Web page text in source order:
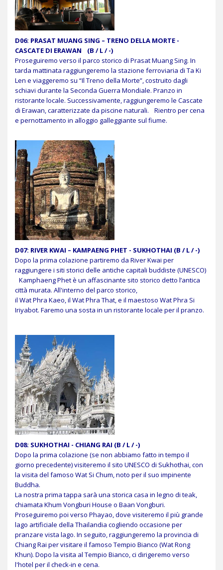
D06: PRASAT MUANG SING – TRENO DELLA MORTE -
CASCATE DI ERAWAN (B / L / -)
Proseguiremo verso il parco storico di Prasat Muang Sing. In
tarda mattinata raggiungeremo la stazione ferroviaria di Ta Ki
Len e viaggeremo su “Il Treno della Morte”, costruito dagli
schiavi durante la Seconda Guerra Mondiale. Pranzo in
ristorante locale. Successivamente, raggiungeremo le Cascate
di Erawan, caratterizzate da piscine naturali. Rientro per cena
e pernottamento in alloggio galleggiante sul fiume.
D07: RIVER KWAI – KAMPAENG PHET - SUKHOTHAI (B / L / -)
Dopo la prima colazione partiremo da River Kwai per
raggiungere i siti storici delle antiche capitali buddiste (UNESCO)
Kamphaeng Phet è un affascinante sito storico detto l’antica
città murata. All'interno del parco storico,
il Wat Phra Kaeo, il Wat Phra That, e il maestoso Wat Phra Si
Iriyabot. Faremo una sosta in un ristorante locale per il pranzo.
D08: SUKHOTHAI - CHIANG RAI (B / L / -)
Dopo la prima colazione (se non abbiamo fatto in tempo il
giorno precedente) visiteremo il sito UNESCO di Sukhothai, con
la visita del famoso Wat Si Chum, noto per il suo impinente
Buddha.
La nostra prima tappa sarà una storica casa in legno di teak,
chiamata Khum Vongburi House o Baan Vongburi.
Proseguiremo poi verso Phayao, dove visiteremo il più grande
lago artificiale della Thailandia cogliendo occasione per
pranzare vista lago. In seguito, raggiungeremo la provincia di
Chiang Rai per visitare il famoso Tempio Bianco (Wat Rong
Khun). Dopo la visita al Tempio Bianco, ci dirigeremo verso
l'hotel per il check-in e cena.